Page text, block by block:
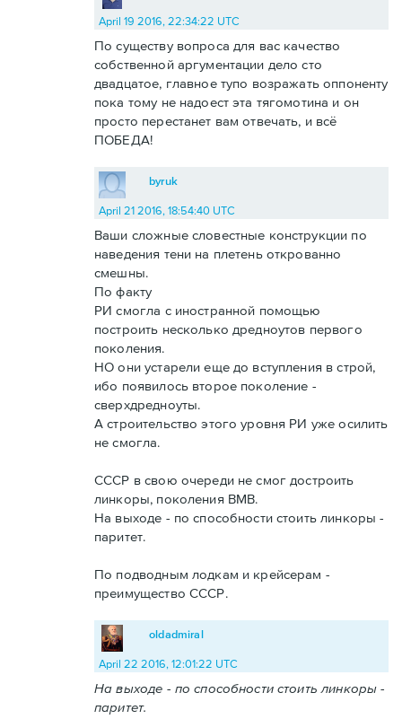
April 19 2016, 22:34:22 UTC
По существу вопроса для вас качество
собственной аргументации дело сто
двадцатое, главное тупо возражать оппоненту
пока тому не надоест эта тягомотина и он
просто перестанет вам отвечать, и всё
ПОБЕДА!
byruk
April 21 2016, 18:54:40 UTC
Ваши сложные словестные конструкции по
наведения тени на плетень открованно
смешны.
По факту
РИ смогла с иностранной помощью
построить несколько дредноутов первого
поколения.
НО они устарели еще до вступления в строй,
ибо появилось второе поколение -
сверхдредноуты.
А строительство этого уровня РИ уже осилить
не смогла.
СССР в свою очереди не смог достроить
линкоры, поколения ВМВ.
На выходе - по способности стоить линкоры -
паритет.
По подводным лодкам и крейсерам -
преимущество СССР.
oldadmiral
April 22 2016, 12:01:22 UTC
На выходе - по способности стоить линкоры -
паритет.